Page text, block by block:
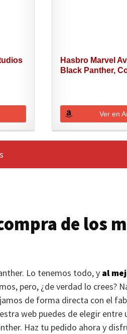
Hasbro Marvel
Black Panther,
Ver en
de los
Lo tenemos todo, y al
pero, ¿de verdad lo crees?
de forma directa con el
web puedes de elegir entre
Haz tu pedido ahora y